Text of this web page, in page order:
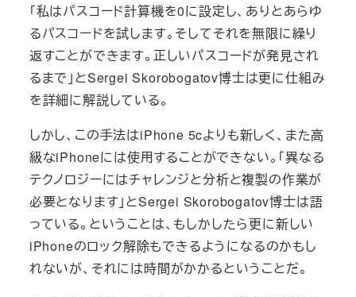
「私はパスコード計算機を0に設定し、ありとあらゆ
るパスコードを試します。そしてそれを無限に繰り
返すことができます。正しいパスコードが発見され
るまで」とSergei Skorobogatov博士は更に仕組み
を詳細に解説している。
しかし、この手法はiPhone 5cよりも新しく、また高
級なiPhoneには使用することができない。「異なる
テクノロジーにはチャレンジと分析と複製の作業が
必要となります」とSergei Skorobogatov博士は語
っている。ということは、もしかしたら更に新しい
iPhoneのロック解除もできるようになるのかもし
れないが、それには時間がかかるということだ。